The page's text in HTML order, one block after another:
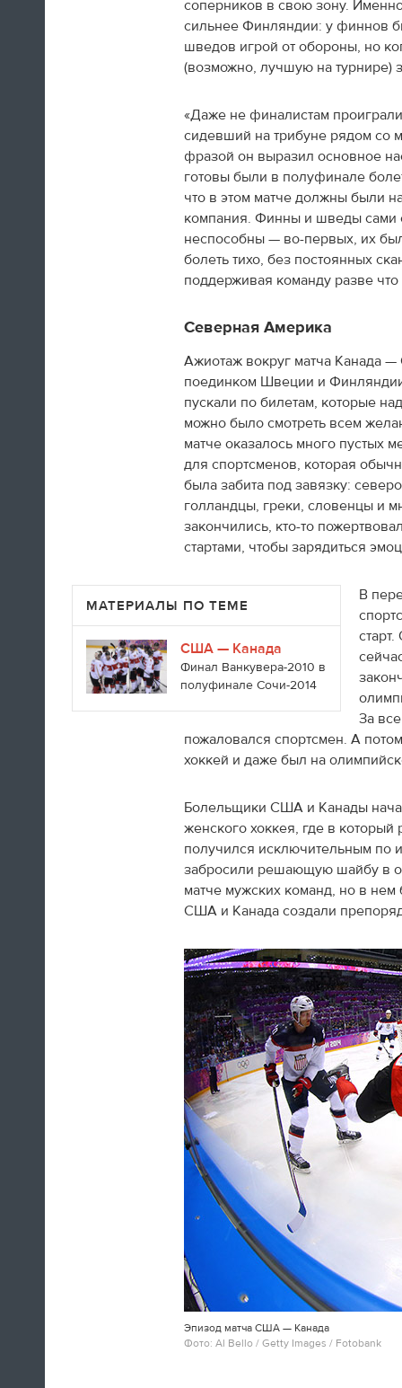
медалистам Олимпиады. Так, Виктор
Ан и Виктор Уайлд удостоены ордена
«За заслуги перед Отечеством» IV
Как будто у нас больше не было
идей: в 1980 году у русских
просто тупо. Мы хотели сделать
заиграла знаменитая музыка
Пахмутовой, под которую мишка
улетал в 1980 году, по задумке
брутальный леопард подошел к
мишке и ударил его под ребра.
Дескать, про деда музыка играет
- тогда он загасил пламя.
последние недели, то вот текст
неспортивные итоги Олимпиады в
Сочи.
сборной России не будет.
Салют после церемонии закрытия
После просмотра галереи почитайте
про то, как
российские спортсмены взяли да и
выиграли домашнюю Олимпиаду.
«По сравнению с Играми в Ванкувере
наша команда выиграла в два раза
больше медалей. В четыре раза
больше, если считать только
золотые. Провела свою лучшую
Олимпиаду в истории и подарила
осязаемую надежду на то, что еще
через четыре года у нас будут новые
звезды и новые победы».
соперников в свою зону.
сильнее Финляндии: у финнов
шведов игрой от обороны, но
(возможно, лучшую на турнире)
«Даже не финалистам
сидевший на трибуне рядом со
фразой он выразил основное
готовы были в полуфинале
что в этом матче должны были
компания. Финны и шведы сами
неспособны — во-первых, их
болеть тихо, без постоянных
поддерживая команду разве
Северная Америка
Ажиотаж вокруг матча Канада
поединком Швеции и
пускали по билетам, которые
можно было смотреть всем
матче оказалось много пустых
для спортсменов, которая
была забита под завязку:
голландцы, греки, словенцы и
закончились, кто-то
стартами, чтобы зарядиться
МАТЕРИАЛЫ ПО ТЕМЕ
США — Канада
Финал Ванкувера-2010 в
полуфинале Сочи-2014
В
За
пожаловался спортсмен. А
хоккей и даже был на
Болельщики США и Канады
женского хоккея, где в
получился исключительным по
забросили решающую шайбу в
матче мужских команд, но в
США и Канада создали
Эпизод матча США — Канада
Фото: Al Bello / Getty Images / Fotobank